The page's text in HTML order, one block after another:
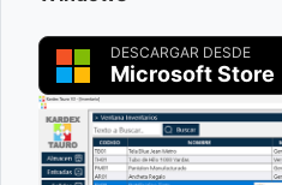
DESCARGAR DESDE
Microsoft Store